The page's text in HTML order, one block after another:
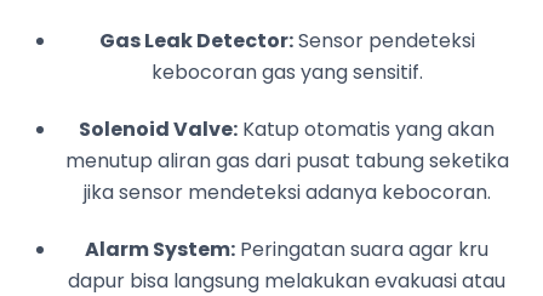
Gas Leak Detector:Sensor pendeteksi
kebocoran gas yang sensitif.
Solenoid Valve: Katup otomatis yang akan
menutup aliran gas dari pusat tabung seketika
jika sensor mendeteksi adanya kebocoran.
Alarm System: Peringatan suara agar kru
dapur bisa langsung melakukan evakuasi atau